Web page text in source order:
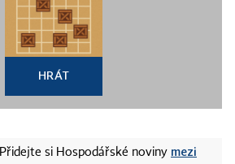
HRÁT
Přidejte si Hospodářské noviny mezi